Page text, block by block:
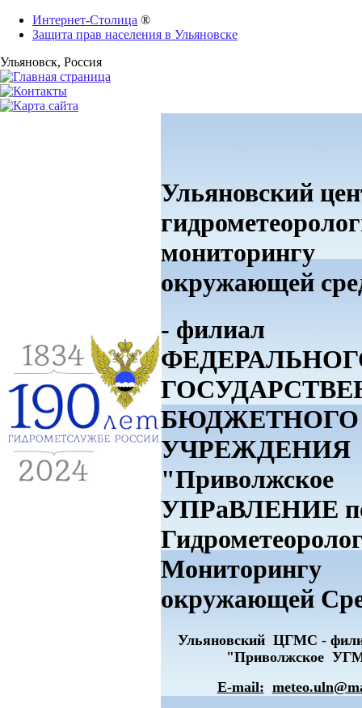
Интернет-Столица ®
Защита прав населения в Ульяновске
Ульяновск, Россия
Ульяновский
мониторингу
окружающей
- филиал
БЮДЖЕТНОГО
УЧРЕЖДЕНИЯ
"Приволжское
УПРаВЛЕНИЕ
Мониторингу
окружающей
Ульяновский ЦГМС -
"Приволжское
E-mail: